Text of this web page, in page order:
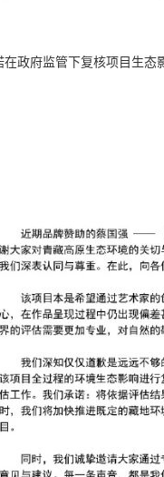
政府监管下复核项目生